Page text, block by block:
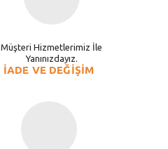
Müşteri Hizmetlerimiz İle
Yanınızdayız.
İADE VE DEĞİŞİM